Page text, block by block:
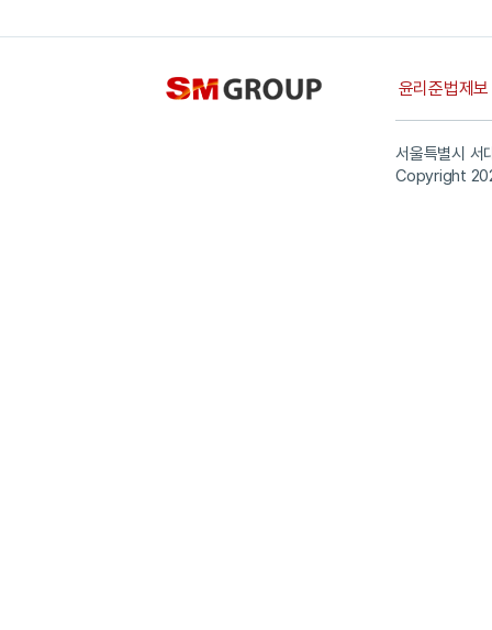
윤리준법제
서울특별시 서
Copyright